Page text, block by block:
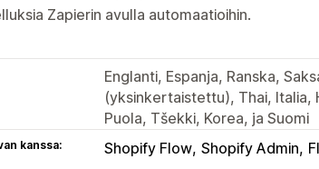
Zapierin avulla automaatioihin.
Englanti, Espanja, Ranska,
(yksinkertaistettu), Thai, Italia,
Puola, Tšekki, Korea, ja Suomi
kanssa: Shopify Flow Shopify Admin